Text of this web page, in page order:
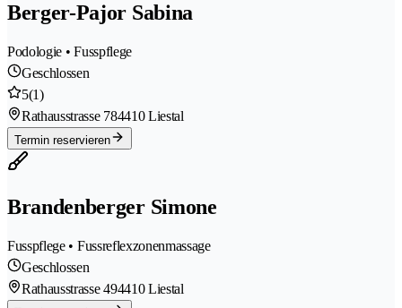
Berger-Pajor Sabina
Podologie • Fusspflege
Geschlossen
5(1)
Rathausstrasse 784410 Liestal
Termin reservieren
Brandenberger Simone
Fusspflege • Fussreflexzonenmassage
Geschlossen
Rathausstrasse 494410 Liestal